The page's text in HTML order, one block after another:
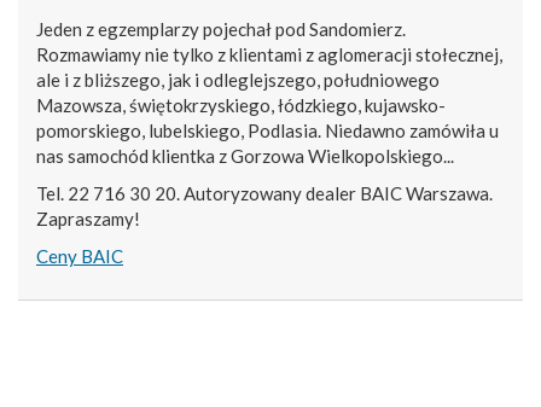
Jeden z egzemplarzy pojechał pod Sandomierz.
Rozmawiamy nie tylko z klientami z aglomeracji stołecznej,
ale i z bliższego, jak i odleglejszego, południowego
Mazowsza, świętokrzyskiego, łódzkiego, kujawsko-
pomorskiego, lubelskiego, Podlasia. Niedawno zamówiła u
nas samochód klientka z Gorzowa Wielkopolskiego...
Tel. 22 716 30 20. Autoryzowany dealer BAIC Warszawa.
Zapraszamy!
Ceny BAIC